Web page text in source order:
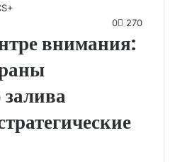
0 270
внимания: